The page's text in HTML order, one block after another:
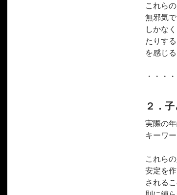
これら
無邪気
しかな
たりす
を感じ
・・・・
２．
実際の
キーワ
これら
安定を
される